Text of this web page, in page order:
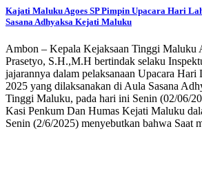
Kajati Maluku Agoes SP Pimpin Upacara Hari
Sasana Adhyaksa Kejati Maluku
Ambon – Kepala Kejaksaan Tinggi Maluku
Prasetyo, S.H.,M.H bertindak selaku
jajarannya dalam pelaksanaan Upacara Hari
2025 yang dilaksanakan di Aula Sasana
Tinggi Maluku, pada hari ini Senin (02/06/
Kasi Penkum Dan Humas Kejati Maluku
Senin (2/6/2025) menyebutkan bahwa Saat